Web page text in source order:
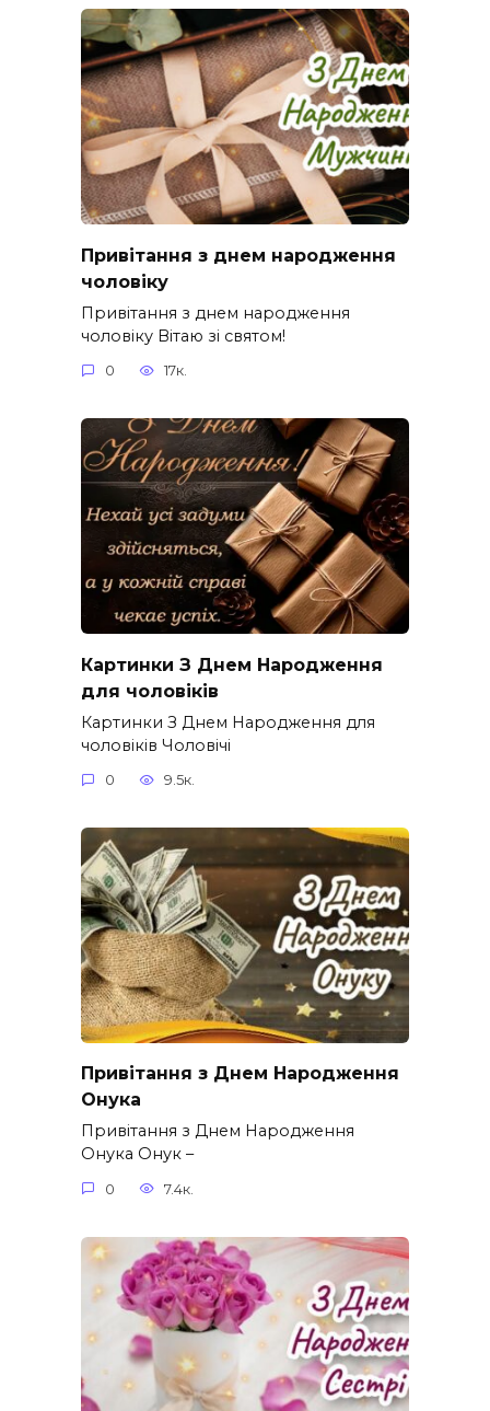
Привітання з днем народження
чоловіку
Привітання з днем народження
чоловіку Вітаю зі святом!
0 17к.
Картинки З Днем Народження
для чоловіків​
Картинки З Днем Народження для
чоловіків​ Чоловічі
0 9.5к.
Привітання з Днем Народження
Онука
Привітання з Днем Народження
Онука Онук –
0 7.4к.